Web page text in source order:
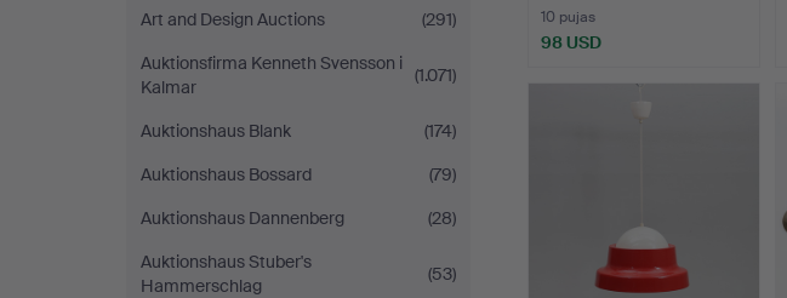
Art and Design Auctions
(291)
Auktionsfirma Kenneth Svensson i
Kalmar
(1.071)
Auktionshaus Blank
(174)
Auktionshaus Bossard
(79)
Auktionshaus Dannenberg
(28)
Auktionshaus Stuber's
Hammerschlag
(53)
10 pujas
98 USD